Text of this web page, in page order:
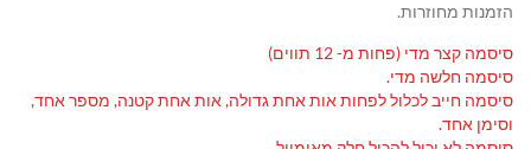
הזמנות מחוזרות.
סיסמה קצר מדי (פחות מ- 12 תווים)
סיסמה חלשה מדי.
סיסמה חייב לכלול לפחות אות אחת גדולה, אות אחת קטנה, מספר אחד,
וסימן אחד.